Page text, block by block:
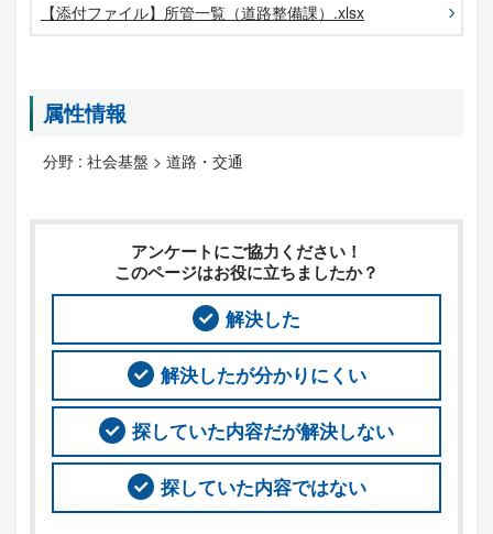
【添付ファイル】所管一覧（道路整備課）.xlsx
属性情報
分野 : 社会基盤 > 道路・交通
アンケートにご協力ください！
このページはお役に立ちましたか？
解決した
解決したが分かりにくい
探していた内容だが解決しない
探していた内容ではない